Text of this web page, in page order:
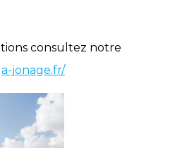
consultez notre
jonage.fr/